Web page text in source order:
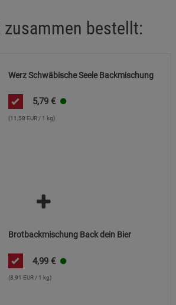
bestellt:
Werz Schwäbische Seele Backmischung
5,79 €
(11,58 EUR / 1 kg)
Brotbackmischung Back dein Bier
4,99 €
(8,91 EUR / 1 kg)
(3) Marketing Cookies